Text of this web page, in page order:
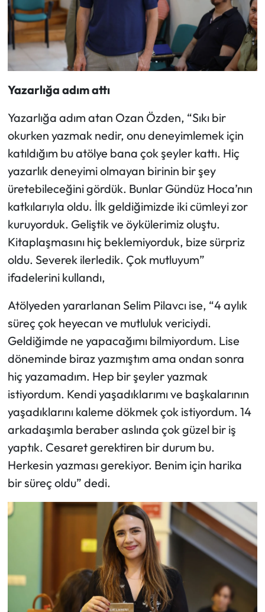
Yazarlığa adım attı
Yazarlığa adım atan Ozan Özden, “Sıkı bir
okurken yazmak nedir, onu deneyimlemek için
katıldığım bu atölye bana çok şeyler kattı. Hiç
yazarlık deneyimi olmayan birinin bir şey
üretebileceğini gördük. Bunlar Gündüz Hoca’nın
katkılarıyla oldu. İlk geldiğimizde iki cümleyi zor
kuruyorduk. Geliştik ve öykülerimiz oluştu.
Kitaplaşmasını hiç beklemiyorduk, bize sürpriz
oldu. Severek ilerledik. Çok mutluyum”
ifadelerini kullandı,
Atölyeden yararlanan Selim Pilavcı ise, “4 aylık
süreç çok heyecan ve mutluluk vericiydi.
Geldiğimde ne yapacağımı bilmiyordum. Lise
döneminde biraz yazmıştım ama ondan sonra
hiç yazamadım. Hep bir şeyler yazmak
istiyordum. Kendi yaşadıklarımı ve başkalarının
yaşadıklarını kaleme dökmek çok istiyordum. 14
arkadaşımla beraber aslında çok güzel bir iş
yaptık. Cesaret gerektiren bir durum bu.
Herkesin yazması gerekiyor. Benim için harika
bir süreç oldu” dedi.